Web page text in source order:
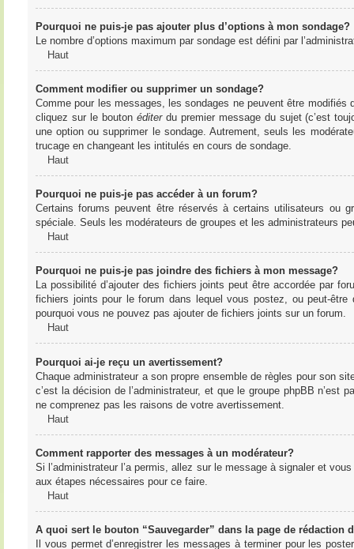
Pourquoi ne puis-je pas ajouter plus d’options à mon sondage?
Le nombre d’options maximum par sondage est défini par
Haut
Comment modifier ou supprimer un sondage?
Comme pour les messages, les sondages ne peuvent être modifiés
cliquez sur le bouton éditerdu premier message du sujet (c’est
une option ou supprimer le sondage. Autrement, seuls les
trucage en changeant les intitulés en cours de sondage.
Haut
Pourquoi ne puis-je pas accéder à un forum?
Certains forums peuvent être réservés à certains utilisateurs ou
spéciale. Seuls les modérateurs de groupes et les administrateurs
Haut
Pourquoi ne puis-je pas joindre des fichiers à mon message?
La possibilité d’ajouter des fichiers joints peut être accordée par
fichiers joints pour le forum dans lequel vous postez, ou peut-
pourquoi vous ne pouvez pas ajouter de fichiers joints sur un forum.
Haut
Pourquoi ai-je reçu un avertissement?
Chaque administrateur a son propre ensemble de règles pour son
c’est la décision de l’administrateur, et que le groupe phpBB n’est
ne comprenez pas les raisons de votre avertissement.
Haut
Comment rapporter des messages à un modérateur?
Si l’administrateur l’a permis, allez sur le message à signaler et
aux étapes nécessaires pour ce faire.
Haut
A quoi sert le bouton “Sauvegarder” dans la page de rédaction
Il vous permet d’enregistrer les messages à terminer pour les